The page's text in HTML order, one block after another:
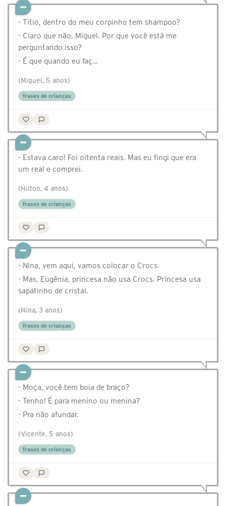
- Titio, dentro do meu corpinho tem shampoo?
- Claro que não, Miguel. Por que você está me
perguntando isso?
- É que quando eu faç…
(Miguel, 5 anos)
frases de crianças
- Estava caro! Foi oitenta reais. Mas eu fingi que era
um real e comprei.
(Hilton, 4 anos)
frases de crianças
- Nina, vem aqui, vamos colocar o Crocs.
- Mas, Eugênia, princesa não usa Crocs. Princesa usa
sapatinho de cristal.
(Nina, 3 anos)
frases de crianças
- Moça, você tem boia de braço?
- Tenho! É para menino ou menina?
- Pra não afundar.
(Vicente, 5 anos)
frases de crianças